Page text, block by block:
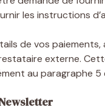
les instructions
de vos
externe.
au paragraphe